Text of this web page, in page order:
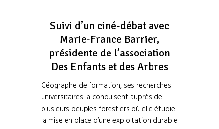
Suivi d’un ciné-débat avec
Marie-France Barrier,
présidente de l’association
Des Enfants et des Arbres
Géographe de formation, ses recherches
universitaires la conduisent auprès de
plusieurs peuples forestiers où elle étudie
la mise en place d’une exploitation durable